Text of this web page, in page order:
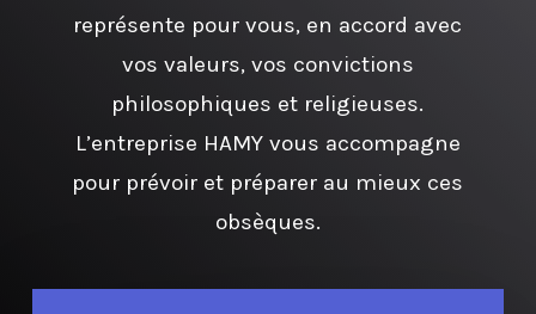
représente pour vous, en accord avec
vos valeurs, vos convictions
philosophiques et religieuses.
L’entreprise HAMY vous accompagne
pour prévoir et préparer au mieux ces
obsèques.